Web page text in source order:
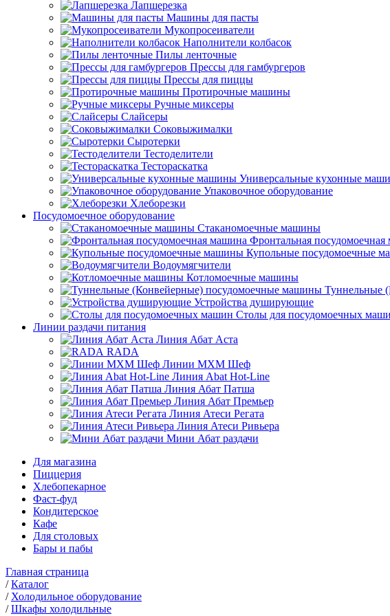
Лапшерезка
Машины для пасты
Мукопросеиватели
Наполнители колбасок
Пилы ленточные
Прессы для гамбургеров
Прессы для пиццы
Протирочные машины
Ручные миксеры
Слайсеры
Соковыжималки
Сыротерки
Тестоделители
Тестораскатка
Универсальные кухонные
Упаковочное оборудование
Хлеборезки
Посудомоечное оборудование
Стаканомоечные машины
Фронтальная
Купольные посудомоечные
Водоумягчители
Котломоечные машины
Туннельные
Устройства душирующие
Столы для посудомоечных
Линии раздачи питания
Линия Абат Аста
RADA
Линии МХМ Шеф
Линия Abat Hot-Line
Линия Абат Патша
Линия Абат Премьер
Линия Атеси Регата
Линия Атеси Ривьера
Мини Абат раздачи
Для магазина
Пиццерия
Хлебопекарное
Фаст-фуд
Кондитерское
Кафе
Для столовых
Бары и пабы
Главная страница
/Каталог
/ Холодильное оборудование
/Шкафы холодильные